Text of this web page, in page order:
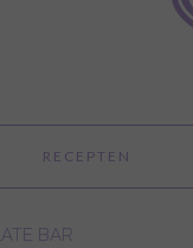
RECEPTEN
BAR